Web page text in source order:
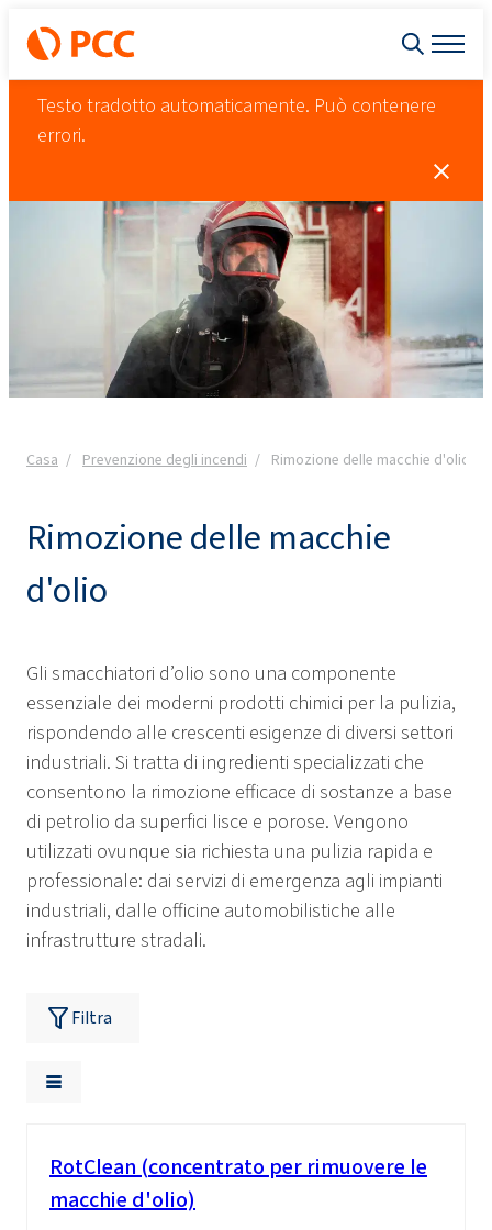
Testo tradotto automaticamente. Può contenere
errori.
Casa Prevenzione degli incendi Rimozione delle macchie d'olio
Rimozione delle macchie
d'olio
Gli smacchiatori d’olio sono una componente
essenziale dei moderni prodotti chimici per la pulizia,
rispondendo alle crescenti esigenze di diversi settori
industriali. Si tratta di ingredienti specializzati che
consentono la rimozione efficace di sostanze a base
di petrolio da superfici lisce e porose. Vengono
utilizzati ovunque sia richiesta una pulizia rapida e
professionale: dai servizi di emergenza agli impianti
industriali, dalle officine automobilistiche alle
infrastrutture stradali.
Filtra
RotClean (concentrato per rimuovere le
macchie d'olio)